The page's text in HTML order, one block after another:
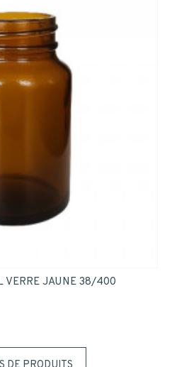
VERRE JAUNE 38/400